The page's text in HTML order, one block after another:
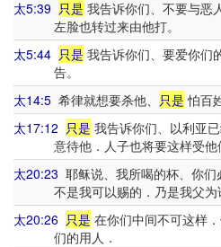
太5:39 只是 我告诉你们、不要与恶
左脸也转过来由他打。
太5:44 只是 我告诉你们、要爱你们
告。
太14:5 希律就想要杀他、 只是 怕百
太17:12 只是 我告诉你们、以利亚
意待他．人子也将要这样受他
太20:23 耶稣说、我所喝的杯、你们
不是我可以赐的．乃是我父为
太20:26 只是 在你们中间不可这样
们的用人．